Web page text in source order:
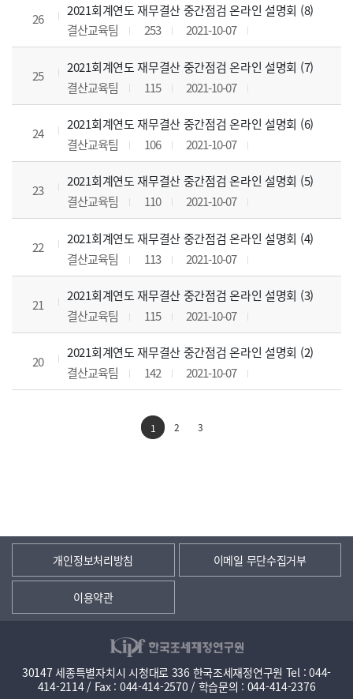
26
2021회계연도 재무결산 중간점검 온라인 설명회 (8)
결산교육팀
253 2021-10-07
25
2021회계연도 재무결산 중간점검 온라인 설명회 (7)
결산교육팀
115 2021-10-07
24
2021회계연도 재무결산 중간점검 온라인 설명회 (6)
결산교육팀
106 2021-10-07
23
2021회계연도 재무결산 중간점검 온라인 설명회 (5)
결산교육팀
110 2021-10-07
22
2021회계연도 재무결산 중간점검 온라인 설명회 (4)
결산교육팀
113 2021-10-07
21
2021회계연도 재무결산 중간점검 온라인 설명회 (3)
결산교육팀
115 2021-10-07
20
2021회계연도 재무결산 중간점검 온라인 설명회 (2)
결산교육팀
142 2021-10-07
1 2 3
개인정보처리방침 이메일 무단수집거부
이용약관
30147 세종특별자치시 시청대로 336 한국조세재정연구원 Tel : 044-
414-2114 / Fax : 044-414-2570 / 학습문의 : 044-414-2376